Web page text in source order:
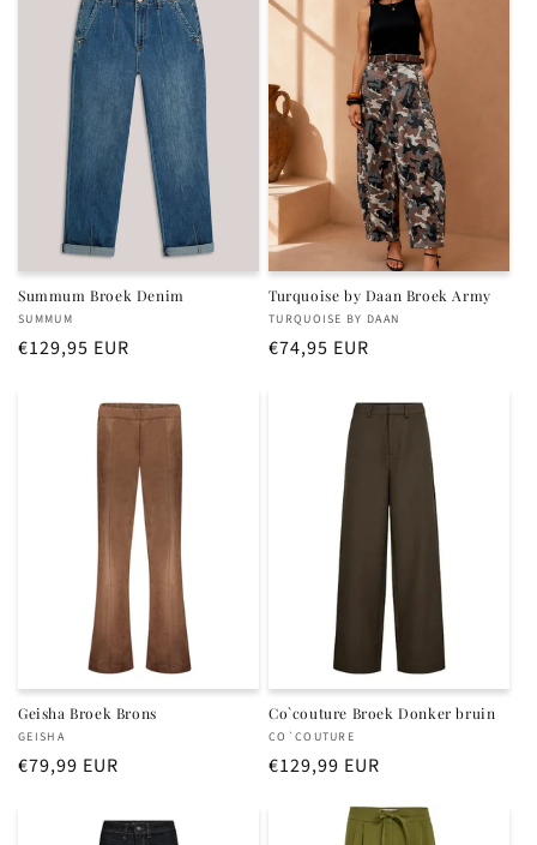
Summum Broek Denim
Verkoper:
SUMMUM
Normale
€129,95 EUR
Turquoise by Daan Broek Army
Verkoper:
TURQUOISE BY DAAN
Normale
€74,95 EUR
Geisha Broek Brons
Verkoper:
GEISHA
Normale
€79,99 EUR
Co`couture Broek Donker bruin
Verkoper:
CO`COUTURE
Normale
€129,99 EUR